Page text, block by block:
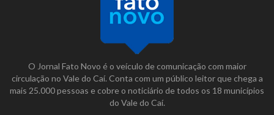
O Jornal Fato Novo é o veículo de comunicação com maior
circulação no Vale do Caí. Conta com um público leitor que chega a
mais 25.000 pessoas e cobre o noticiário de todos os 18 municípios
do Vale do Caí.